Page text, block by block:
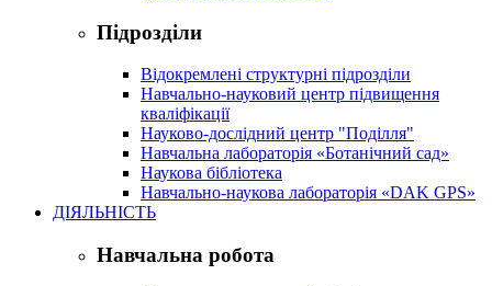
Підрозділи
Відокремлені структурні підрозділи
Навчально-науковий центр підвищення
кваліфікації
Науково-дослідний центр "Поділля"
Навчальна лабораторія «Ботанічний сад»
Наукова бібліотека
Навчально-наукова лабораторія «DAK GPS»
ДІЯЛЬНІСТЬ
Навчальна робота